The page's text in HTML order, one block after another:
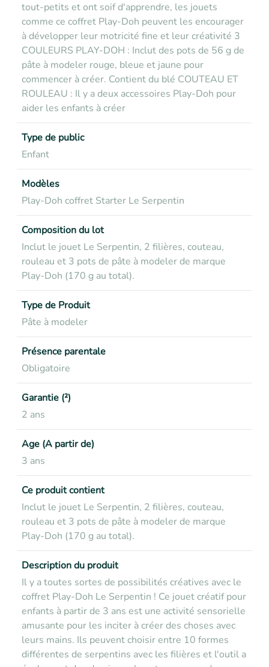
tout-petits et ont soif d'apprendre, les jouets
comme ce coffret Play-Doh peuvent les encourager
à développer leur motricité fine et leur créativité 3
COULEURS PLAY-DOH : Inclut des pots de 56 g de
pâte à modeler rouge, bleue et jaune pour
commencer à créer. Contient du blé COUTEAU ET
ROULEAU : Il y a deux accessoires Play-Doh pour
aider les enfants à créer
Type de public
Enfant
Modèles
Play-Doh coffret Starter Le Serpentin
Composition du lot
Inclut le jouet Le Serpentin, 2 filières, couteau,
rouleau et 3 pots de pâte à modeler de marque
Play-Doh (170 g au total).
Type de Produit
Pâte à modeler
Présence parentale
Obligatoire
Garantie (²)
2 ans
Age (A partir de)
3 ans
Ce produit contient
Inclut le jouet Le Serpentin, 2 filières, couteau,
rouleau et 3 pots de pâte à modeler de marque
Play-Doh (170 g au total).
Description du produit
Il y a toutes sortes de possibilités créatives avec le
coffret Play-Doh Le Serpentin ! Ce jouet créatif pour
enfants à partir de 3 ans est une activité sensorielle
amusante pour les inciter à créer des choses avec
leurs mains. Ils peuvent choisir entre 10 formes
différentes de serpentins avec les filières et l'outil a